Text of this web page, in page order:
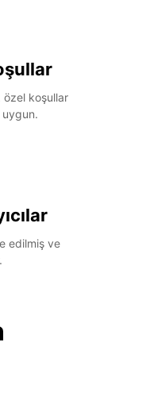
özel koşullar
edilmiş ve